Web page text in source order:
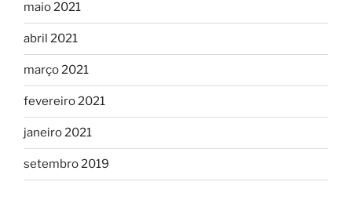
maio 2021
abril 2021
março 2021
fevereiro 2021
janeiro 2021
setembro 2019